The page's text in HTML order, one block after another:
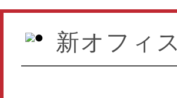
新オフィ